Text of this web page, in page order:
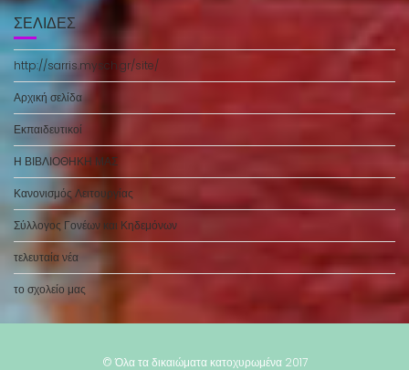
ΣΕΛΊΔΕΣ
http://sarris.mysch.gr/site/
Αρχική σελίδα
Εκπαιδευτικοί
Η ΒΙΒΛΙΟΘΗΚΗ ΜΑΣ
Κανονισμός Λειτουργίας
Σύλλογος Γονέων και Κηδεμόνων
τελευταία νέα
το σχολείο μας
© Όλα τα δικαιώματα κατοχυρωμένα 2017